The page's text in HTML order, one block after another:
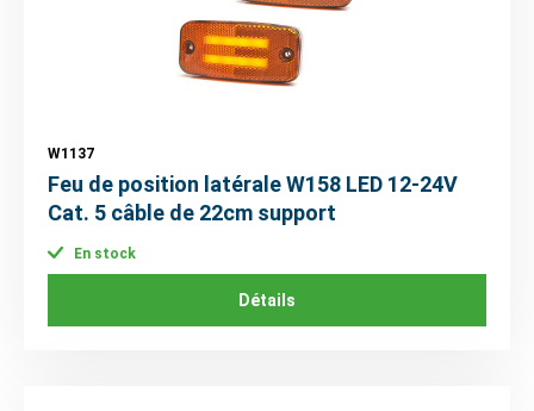
W1137
Feu de position latérale W158 LED 12-24V
Cat. 5 câble de 22cm support
En stock
Détails